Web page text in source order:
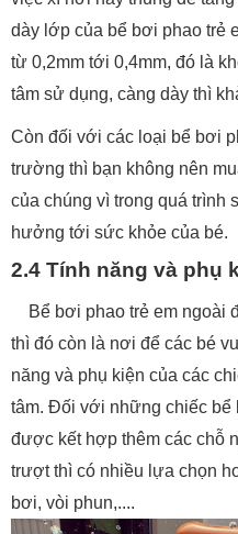
dày lớp của bể bơi phao trẻ
từ 0,2mm tới 0,4mm, đó là
tâm sử dụng, càng dày thì
Còn đối với các loại bể bơi
trường thì bạn không nên
của chúng vì trong quá trình
hưởng tới sức khỏe của bé.
2.4 Tính năng và phụ
Bể bơi phao trẻ em ngoài
thì đó còn là nơi để các bé
năng và phụ kiện của các
tâm. Đối với những chiếc bể
được kết hợp thêm các chỗ
trượt thì có nhiều lựa chọn
bơi, vòi phun,....